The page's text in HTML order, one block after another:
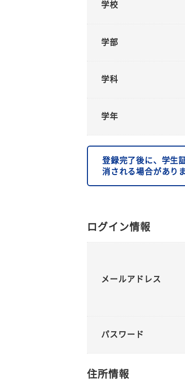
学校
学部
学科
学年
登録完了後に、学生
消される場合があり
ログイン情報
メールアドレス
パスワード
住所情報